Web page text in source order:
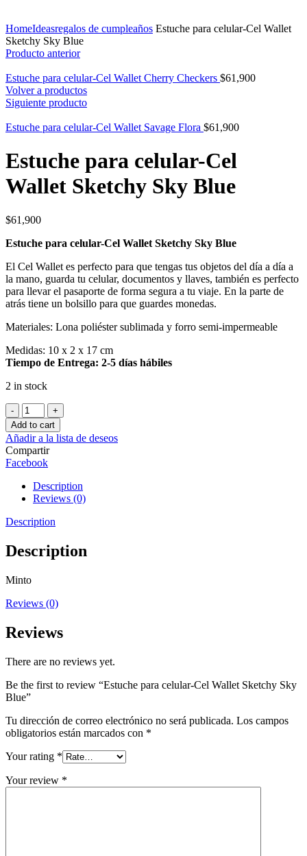
HomeIdeasregalos de cumpleaños Estuche para celular-Cel Wallet
Sketchy Sky Blue
Producto anterior
Estuche para celular-Cel Wallet Cherry Checkers $61,900
Volver a productos
Siguiente producto
Estuche para celular-Cel Wallet Savage Flora $61,900
Estuche para celular-Cel
Wallet Sketchy Sky Blue
$61,900
Estuche para celular-Cel Wallet Sketchy Sky Blue
El Cel Wallet es perfecto para que tengas tus objetos del día a día a
la mano, guarda tu celular, documentos y llaves, también es perfecto
para llevar el pasaporte de forma segura a tu viaje. En la parte de
atrás tiene un bolsillo para que guardes monedas.
Materiales: Lona poliéster sublimada y forro semi-impermeable
Medidas: 10 x 2 x 17 cm
Tiempo de Entrega: 2-5 días hábiles
2 in stock
Estuche
para
celular-
Cel
Wallet
Sketchy
Sky
Blue
quantity
Add to cart
Añadir a la lista de deseos
Compartir
Facebook
Description
Reviews (0)
Description
Description
Minto
Reviews (0)
Reviews
There are no reviews yet.
Be the first to review “Estuche para celular-Cel Wallet Sketchy Sky
Blue”
Tu dirección de correo electrónico no será publicada. Los campos
obligatorios están marcados con *
Your rating *
Your review *